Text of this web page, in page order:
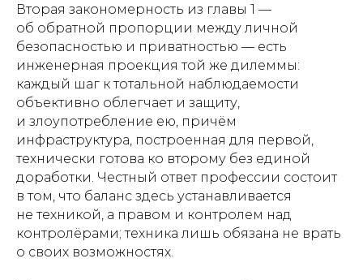
Вторая закономерность из главы 1 —
об обратной пропорции между личной
безопасностью и приватностью — есть
инженерная проекция той же дилеммы:
каждый шаг к тотальной наблюдаемости
объективно облегчает и защиту,
и злоупотребление ею, причём
инфраструктура, построенная для первой,
технически готова ко второму без единой
доработки. Честный ответ профессии состоит
в том, что баланс здесь устанавливается
не техникой, а правом и контролем над
контролёрами; техника лишь обязана не врать
о своих возможностях.